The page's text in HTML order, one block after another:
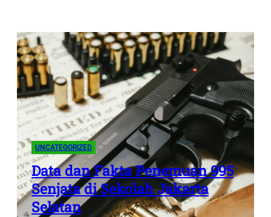
UNCATEGORIZED
Data dan Fakta Penemuan 995
Senjata di Sekolah Jakarta
Selatan